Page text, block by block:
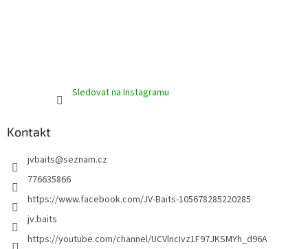
Sledovat na Instagramu
Kontakt
jvbaits@seznam.cz
776635866
https://www.facebook.com/JV-Baits-105678285220285
jv.baits
https://youtube.com/channel/UCVlncIvz1F97JKSMYh_d96A